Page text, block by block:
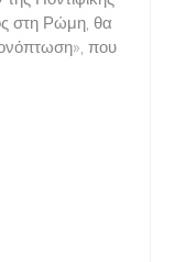
στη Ρώμη, θα
που